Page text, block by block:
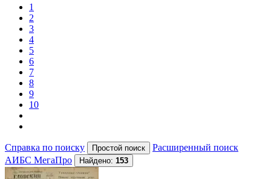
1
2
3
4
5
6
7
8
9
10
Справка по поиску
Расширенный поиск
АИБС МегаПро
Найдено: 153